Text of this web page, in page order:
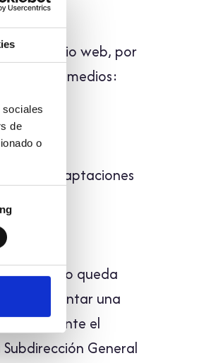
de
o
este sitio web, por
medios:
las adaptaciones
no queda
presentar una
mediante el
General